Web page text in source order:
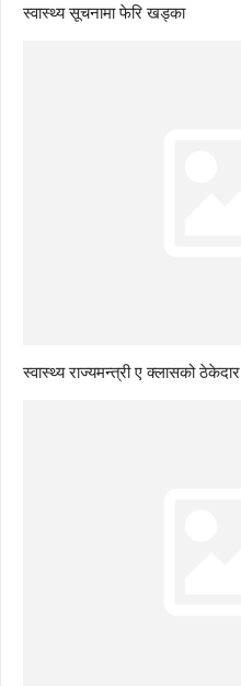
स्वास्थ्य सूचनामा फेरि खड्का
स्वास्थ्य राज्यमन्त्री ए क्लासको ठेकेदार